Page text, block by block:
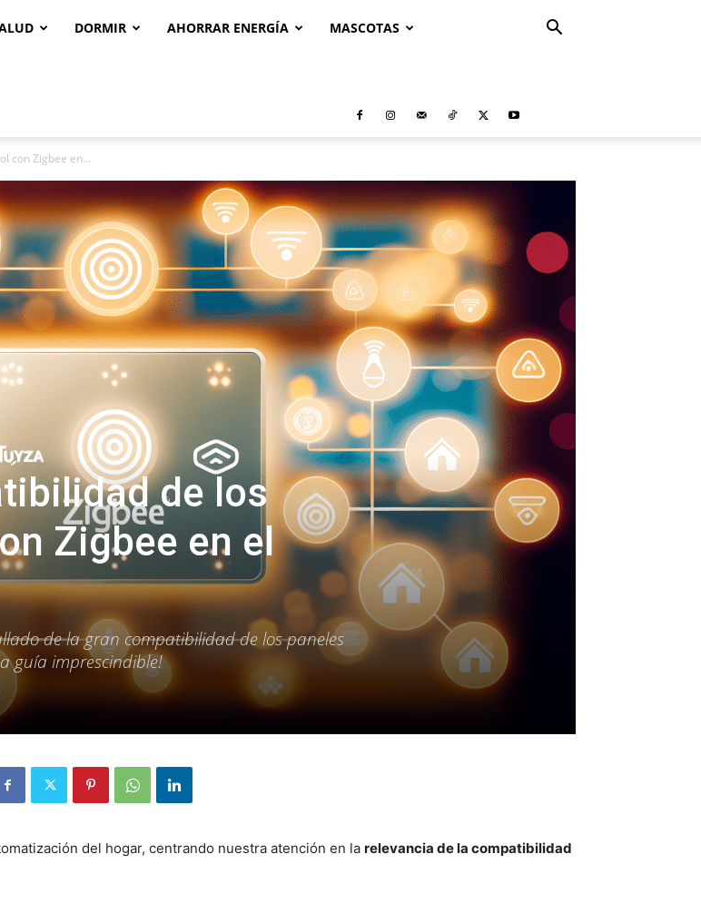
DORMIR AHORRAR ENERGÍA MASCOTAS
con Zigbee en...
de los
Zigbee en el
de la gran compatibilidad de los paneles
guía imprescindible!
del hogar, centrando nuestra atención en la relevancia de la compatibilidad